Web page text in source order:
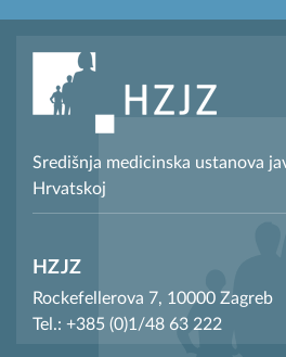
Središnja medicinska ustanova
Hrvatskoj
HZJZ
Rockefellerova 7, 10000 Zagreb
Tel.: +385 (0)1/48 63 222